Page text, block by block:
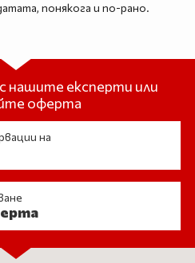
понякога и по-рано.
нашите експерти или
оферта
на